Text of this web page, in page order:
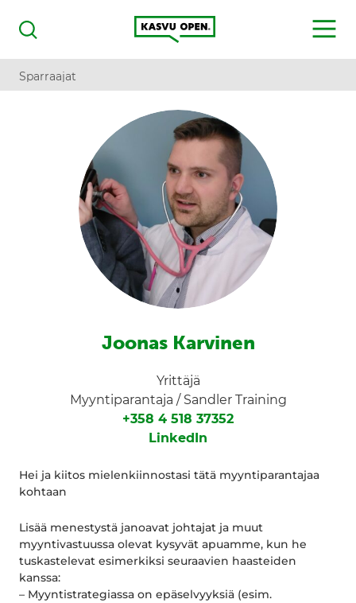
Haku
Kasvu Open
MENU
Sparraajat
Joonas Karvinen
Yrittäjä
Myyntiparantaja / Sandler Training
+358 4 518 37352
LinkedIn
Hei ja kiitos mielenkiinnostasi tätä myyntiparantajaa
kohtaan
Lisää menestystä janoavat johtajat ja muut
myyntivastuussa olevat kysyvät apuamme, kun he
tuskastelevat esimerkiksi seuraavien haasteiden
kanssa:
– Myyntistrategiassa on epäselvyyksiä (esim.